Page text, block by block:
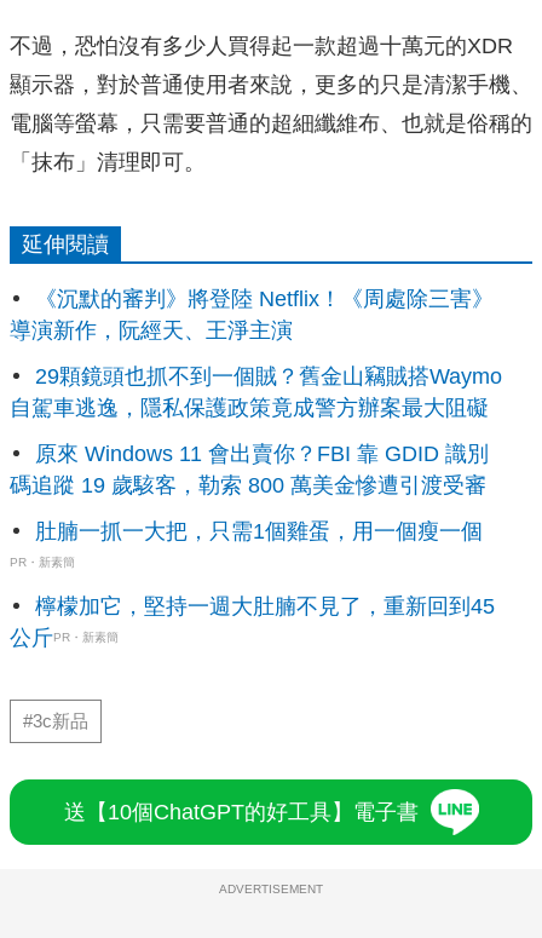
不過，恐怕沒有多少人買得起一款超過十萬元的XDR
顯示器，對於普通使用者來說，更多的只是清潔手機、
電腦等螢幕，只需要普通的超細纖維布、也就是俗稱的
「抹布」清理即可。
延伸閱讀
《沉默的審判》將登陸 Netflix！《周處除三害》
導演新作，阮經天、王淨主演
29顆鏡頭也抓不到一個賊？舊金山竊賊搭Waymo
自駕車逃逸，隱私保護政策竟成警方辦案最大阻礙
原來 Windows 11 會出賣你？FBI 靠 GDID 識別
碼追蹤 19 歲駭客，勒索 800 萬美金慘遭引渡受審
肚腩一抓一大把，只需1個雞蛋，用一個瘦一個
PR・新素簡
檸檬加它，堅持一週大肚腩不見了，重新回到45
公斤PR・新素簡
#3c新品
送【10個ChatGPT的好工具】電子書
ADVERTISEMENT